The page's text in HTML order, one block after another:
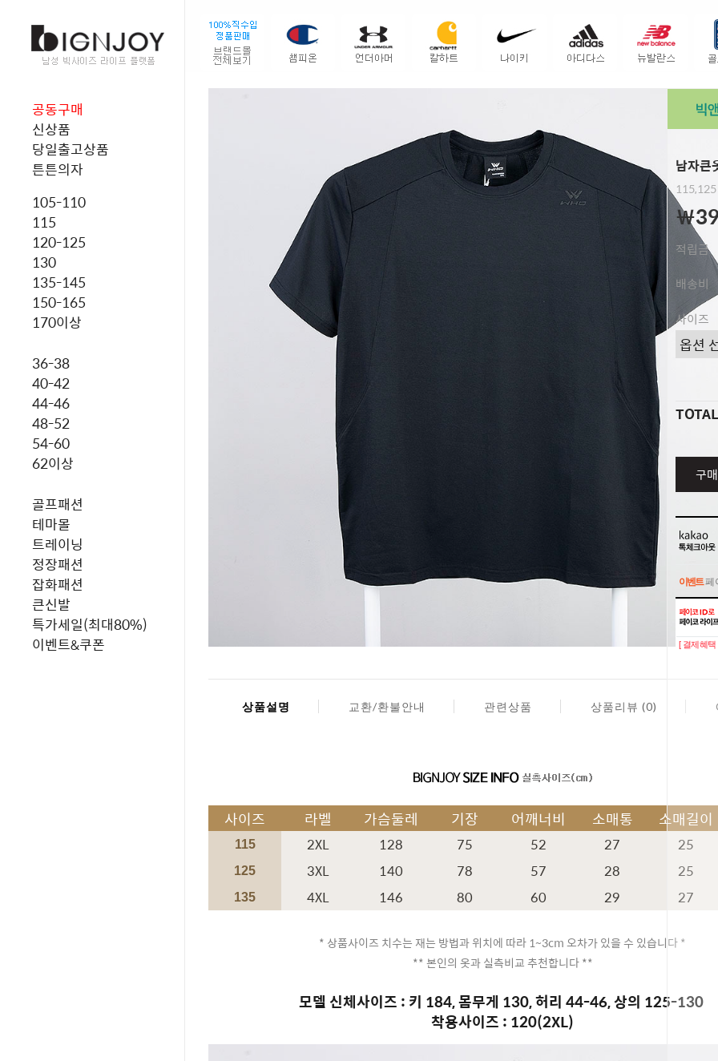
공동구매
신상품
당일출고상품
튼튼의자
105-110
115
120-125
130
135-145
150-165
170이상
36-38
40-42
44-46
48-52
54-60
62이상
골프패션
테마몰
트레이닝
정장패션
잡화패션
큰신발
특가세일(최대80%)
이벤트&쿠폰
남자큰
115,125
￦
적립금
배송비
사이즈
TOTAL
구
이벤트페
이벤트페
페이코 ID
[ 결제혜
상품설명 교환/환불안내 관련상품 상품리뷰 (0)
사이즈 라벨 가슴둘레 기장 어깨너비 소매통 소매길이
115 2XL 128 75 52 27 25
125 3XL 140 78 57 28 25
135 4XL 146 80 60 29 27
* 상품사이즈 치수는 재는 방법과 위치에 따라 1~3cm 오차가 있을 수 있습니다 *
** 본인의 옷과 실측비교 추천합니다 **
모델 신체사이즈 : 키 184, 몸무게 130, 허리 44-46, 상의 125-130
착용사이즈 : 120(2XL)